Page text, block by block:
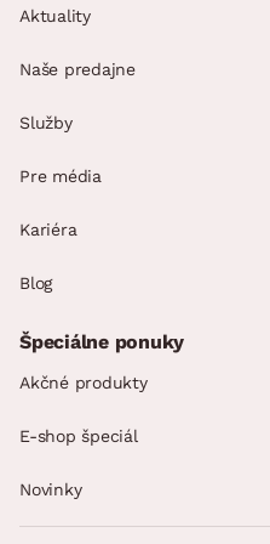
Aktuality
Naše predajne
Služby
Pre média
Kariéra
Blog
Špeciálne ponuky
Akčné produkty
E-shop špeciál
Novinky